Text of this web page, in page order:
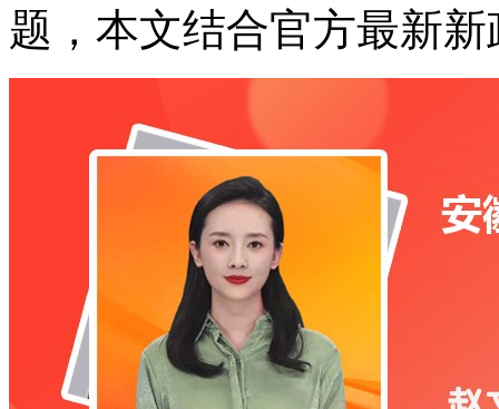
题，本文结合官方最新